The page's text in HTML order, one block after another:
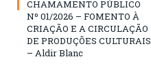
CHAMAMENTO PÚBLICO
Nº 01/2026 – FOMENTO À
CRIAÇÃO E A CIRCULAÇÃO
DE PRODUÇÕES CULTURAIS
– Aldir Blanc